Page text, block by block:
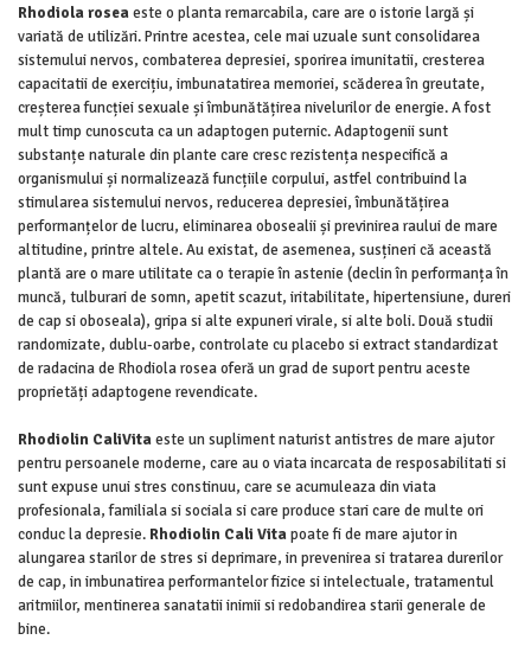
Rhodiola roseaeste o planta remarcabila, care are o istorie largă și
variată de utilizări. Printre acestea, cele mai uzuale sunt consolidarea
sistemului nervos, combaterea depresiei, sporirea imunitatii, cresterea
capacitatii de exercițiu, imbunatatirea memoriei, scăderea în greutate,
creșterea funcției sexuale și îmbunătățirea nivelurilor de energie. A fost
mult timp cunoscuta ca un adaptogen puternic. Adaptogenii sunt
substanțe naturale din plante care cresc rezistența nespecifică a
organismului și normalizează funcțiile corpului, astfel contribuind la
stimularea sistemului nervos, reducerea depresiei, îmbunătățirea
performanțelor de lucru, eliminarea obosealii și previnirea raului de mare
altitudine, printre altele. Au existat, de asemenea, susțineri că această
plantă are o mare utilitate ca o terapie în astenie (declin în performanța în
muncă, tulburari de somn, apetit scazut, iritabilitate, hipertensiune, dureri
de cap si oboseala), gripa si alte expuneri virale, si alte boli. Două studii
randomizate, dublu-oarbe, controlate cu placebo si extract standardizat
de radacina de Rhodiola rosea oferă un grad de suport pentru aceste
proprietăți adaptogene revendicate.
Rhodiolin CaliVitaeste un supliment naturist antistres de mare ajutor
pentru persoanele moderne, care au o viata incarcata de resposabilitati si
sunt expuse unui stres constinuu, care se acumuleaza din viata
profesionala, familiala si sociala si care produce stari care de multe ori
conduc la depresie. Rhodiolin Cali Vitapoate fi de mare ajutor in
alungarea starilor de stres si deprimare, in prevenirea si tratarea durerilor
de cap, in imbunatirea performantelor fizice si intelectuale, tratamentul
aritmiilor, mentinerea sanatatii inimii si redobandirea starii generale de
bine.